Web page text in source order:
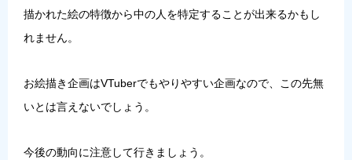
描かれた絵の特徴から中の人を特定することが出来るかもし
れません。
お絵描き企画はVTuberでもやりやすい企画なので、この先無
いとは言えないでしょう。
今後の動向に注意して行きましょう。